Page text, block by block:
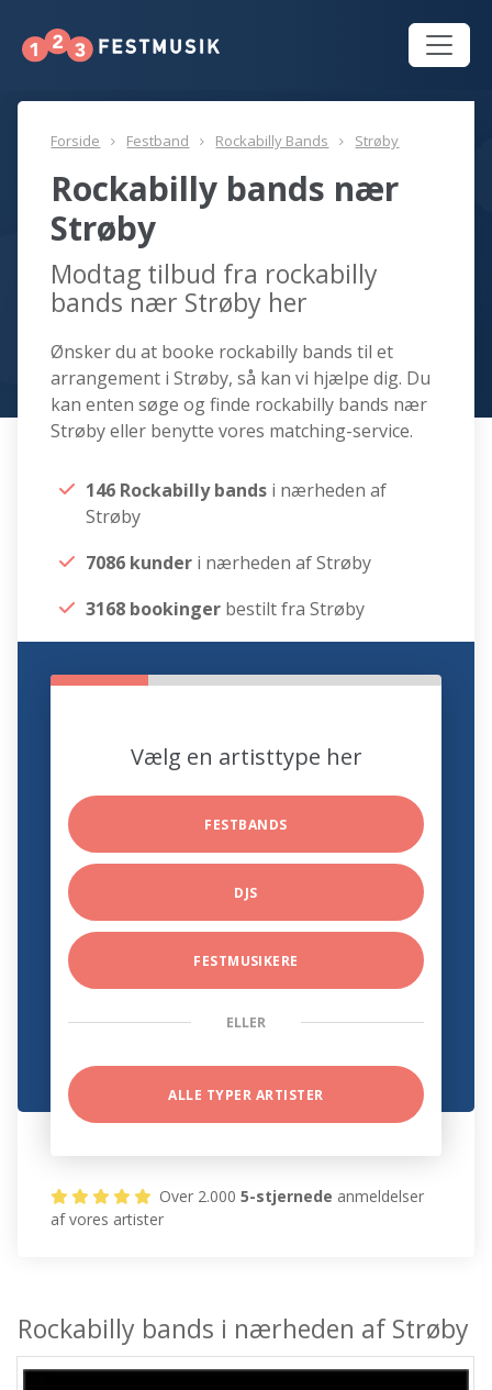
Forside Festband Rockabilly Bands Strøby
Rockabilly bands nær
Strøby
Modtag tilbud fra rockabilly
bands nær Strøby her
Ønsker du at booke rockabilly bands til et
arrangement i Strøby, så kan vi hjælpe dig. Du
kan enten søge og finde rockabilly bands nær
Strøby eller benytte vores matching-service.
146 Rockabilly bands i nærheden af
Strøby
7086 kunder i nærheden af Strøby
3168 bookinger bestilt fra Strøby
Vælg en artisttype her
FESTBANDS
DJS
FESTMUSIKERE
ELLER
ALLE TYPER ARTISTER
Over 2.0005-stjernede anmeldelser
af vores artister
Rockabilly bands i nærheden af Strøby